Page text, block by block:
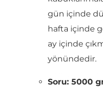
gün içinde
hafta içinde
ay içinde
yönündedir.
Soru: 5000